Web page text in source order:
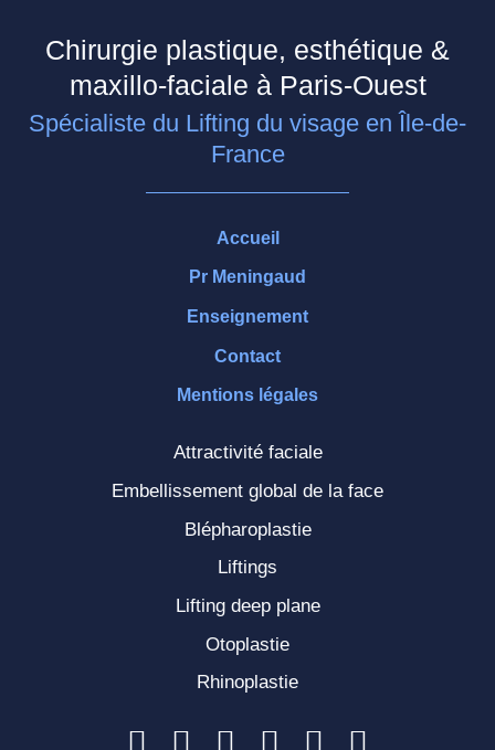
Chirurgie plastique, esthétique &
maxillo-faciale à Paris-Ouest
Spécialiste du Lifting du visage en Île-de-
France
Accueil
Pr Meningaud
Enseignement
Contact
Mentions légales
Attractivité faciale
Embellissement global de la face
Blépharoplastie
Liftings
Lifting deep plane
Otoplastie
Rhinoplastie